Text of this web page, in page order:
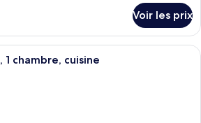
Voir les prix
Appartement Exclusif, 1 chambre,
chambre, cuisine